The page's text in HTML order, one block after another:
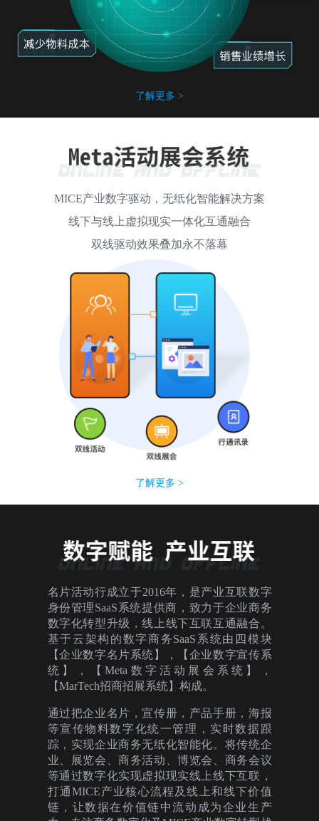
了解更多 >
MICE产业数字驱动，无纸化智能解决方案
线下与线上虚拟现实一体化互通融合
双线驱动效果叠加永不落幕
了解更多 >
名片活动行成立于2016年，是产业互联数字
身份管理SaaS系统提供商，致力于企业商务
数字化转型升级，线上线下互联互通融合。
基于云架构的数字商务SaaS系统由四模块
【企业数字名片系统】，【企业数字宣传系
统】，【Meta数字活动展会系统】，
【MarTech招商招展系统】构成。
通过把企业名片，宣传册，产品手册，海报
等宣传物料数字化统一管理，实时数据跟
踪，实现企业商务无纸化智能化。将传统企
业、展览会、商务活动、博览会、商务会议
等通过数字化实现虚拟现实线上线下互联，
打通MICE产业核心流程及线上和线下价值
链，让数据在价值链中流动成为企业生产